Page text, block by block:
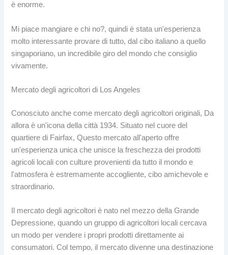
è enorme.
Mi piace mangiare e chi no?, quindi è stata un'esperienza
molto interessante provare di tutto, dal cibo italiano a quello
singaporiano, un incredibile giro del mondo che consiglio
vivamente.
Mercato degli agricoltori di Los Angeles
Conosciuto anche come mercato degli agricoltori originali, Da
allora è un'icona della città 1934. Situato nel cuore del
quartiere di Fairfax, Questo mercato all'aperto offre
un'esperienza unica che unisce la freschezza dei prodotti
agricoli locali con culture provenienti da tutto il mondo e
l'atmosfera è estremamente accogliente, cibo amichevole e
straordinario.
Il mercato degli agricoltori è nato nel mezzo della Grande
Depressione, quando un gruppo di agricoltori locali cercava
un modo per vendere i propri prodotti direttamente ai
consumatori. Col tempo, il mercato divenne una destinazione